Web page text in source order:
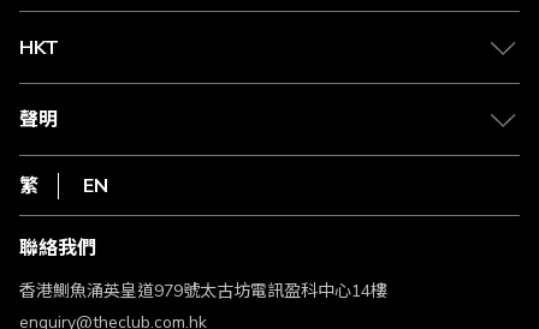
物流與配送
Club Shopping 商品領取站
常見問題
HKT
csl.
1010
HKT
聲明
私隱聲明
使用條款
條款及細則
不歧視及不騷擾聲明
認可牌照及通告
繁 EN
聯絡我們
香港鰂魚涌英皇道979號太古坊電訊盈科中心14樓
enquiry@theclub.com.hk